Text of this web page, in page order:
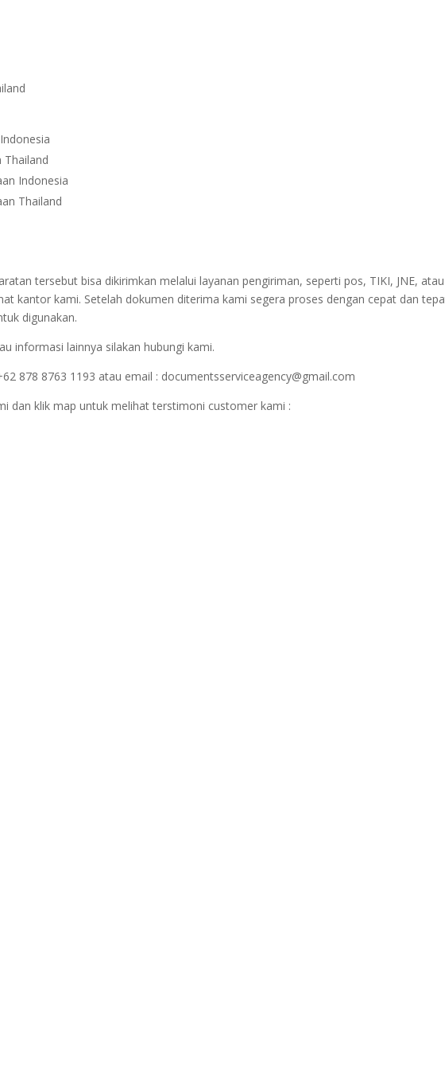
Thailand
Indonesia
Thailand
tersebut bisa dikirimkan melalui layanan pengiriman, seperti pos, TIKI, JNE,
kantor kami. Setelah dokumen diterima kami segera proses dengan cepat dan
digunakan.
informasi lainnya silakan hubungi kami.
878 8763 1193 atau email : documentsserviceagency@gmail.com
dan klik map untuk melihat terstimoni customer kami :